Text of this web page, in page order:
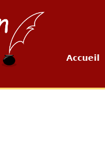
Accueil